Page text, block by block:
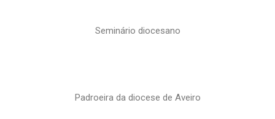
Seminário diocesano
Padroeira da diocese de Aveiro